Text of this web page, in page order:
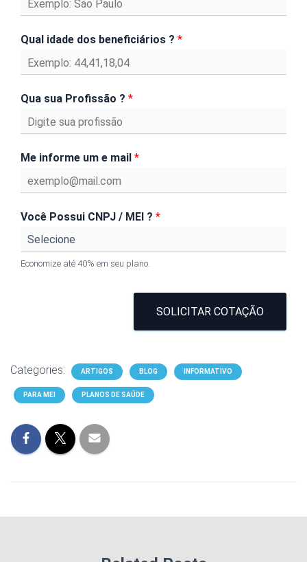
Qual idade dos beneficiários ? *
Qua sua Profissão ? *
Me informe um e mail *
Você Possui CNPJ / MEI ? *
Economize até 40% em seu plano.
SOLICITAR COTAÇÃO
Categories: ARTIGOS BLOG INFORMATIVO
PARA MEI PLANOS DE SAÚDE